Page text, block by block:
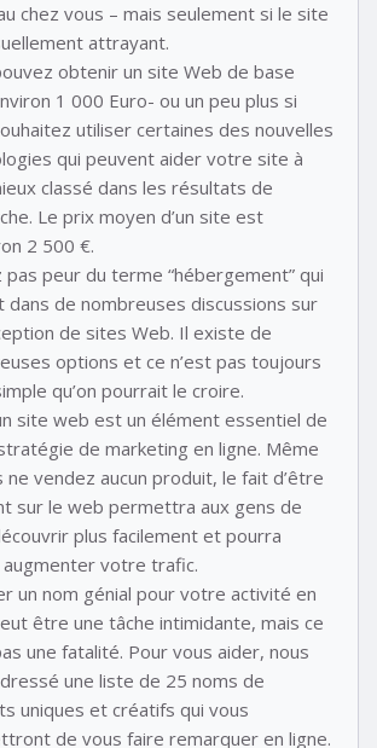
chez vous – mais seulement si le site
attrayant.
obtenir un site Web de base
1 000 Euro- ou un peu plus si
utiliser certaines des nouvelles
qui peuvent aider votre site à
classé dans les résultats de
Le prix moyen d’un site est
2 500 €.
pas peur du terme “hébergement” qui
dans de nombreuses discussions sur
de sites Web. Il existe de
options et ce n’est pas toujours
qu’on pourrait le croire.
site web est un élément essentiel de
de marketing en ligne. Même
ne vendez aucun produit, le fait d’être
sur le web permettra aux gens de
plus facilement et pourra
votre trafic.
un nom génial pour votre activité en
être une tâche intimidante, mais ce
une fatalité. Pour vous aider, nous
une liste de 25 noms de
uniques et créatifs qui vous
de vous faire remarquer en ligne.